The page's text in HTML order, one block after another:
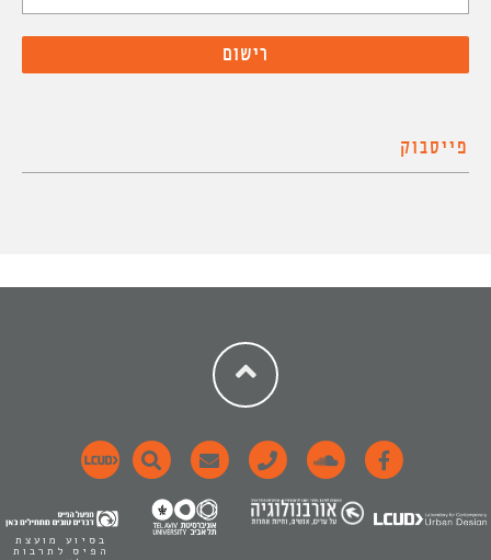
פייסבוק
בסיוע מועצת
הפיס לתרבות